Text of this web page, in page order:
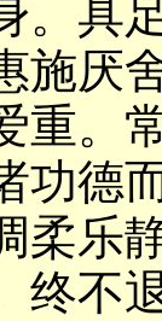
。具
施厌
重。
功德
柔乐
终不